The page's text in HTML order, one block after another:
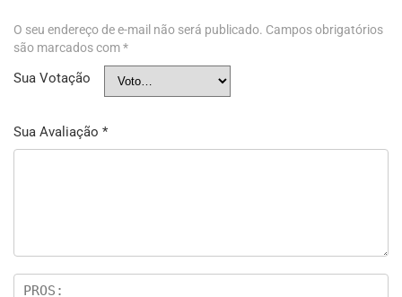
O seu endereço de e-mail não será publicado. Campos obrigatórios
são marcados com*
Sua Votação
Sua Avaliação *